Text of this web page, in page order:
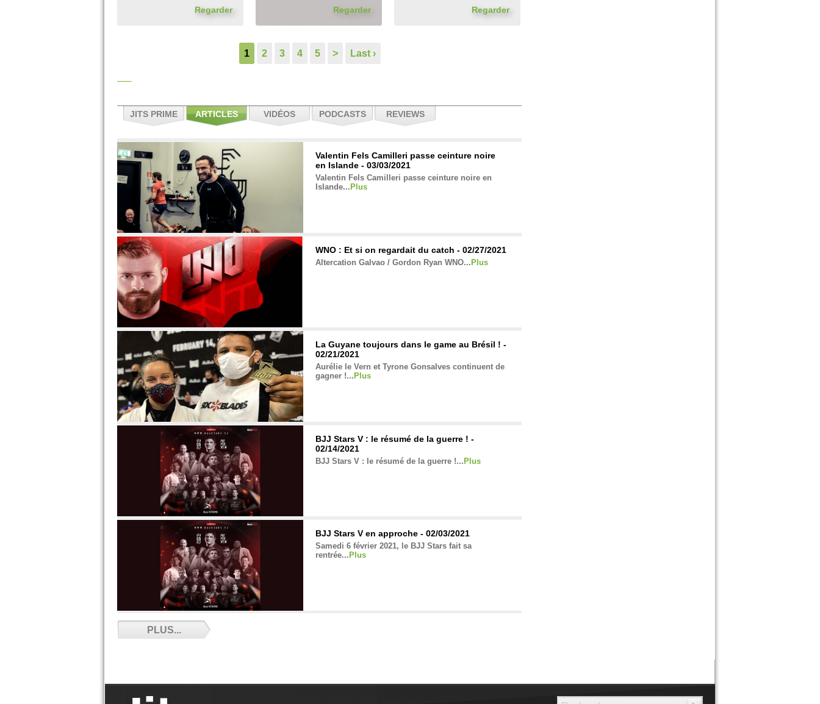
Regarder Regarder Regarder
1 2 3 4 5 > Last ›
JITS PRIME ARTICLES VIDÉOS PODCASTS REVIEWS
Valentin Fels Camilleri passe ceinture noire
en Islande - 03/03/2021
Valentin Fels Camilleri passe ceinture noire en
Islande... Plus
WNO : Et si on regardait du catch - 02/27/2021
Altercation Galvao / Gordon Ryan WNO... Plus
La Guyane toujours dans le game au Brésil ! -
02/21/2021
Aurélie le Vern et Tyrone Gonsalves continuent de
gagner !... Plus
BJJ Stars V : le résumé de la guerre ! -
02/14/2021
BJJ Stars V : le résumé de la guerre !... Plus
BJJ Stars V en approche - 02/03/2021
Samedi 6 février 2021, le BJJ Stars fait sa
rentrée... Plus
PLUS...